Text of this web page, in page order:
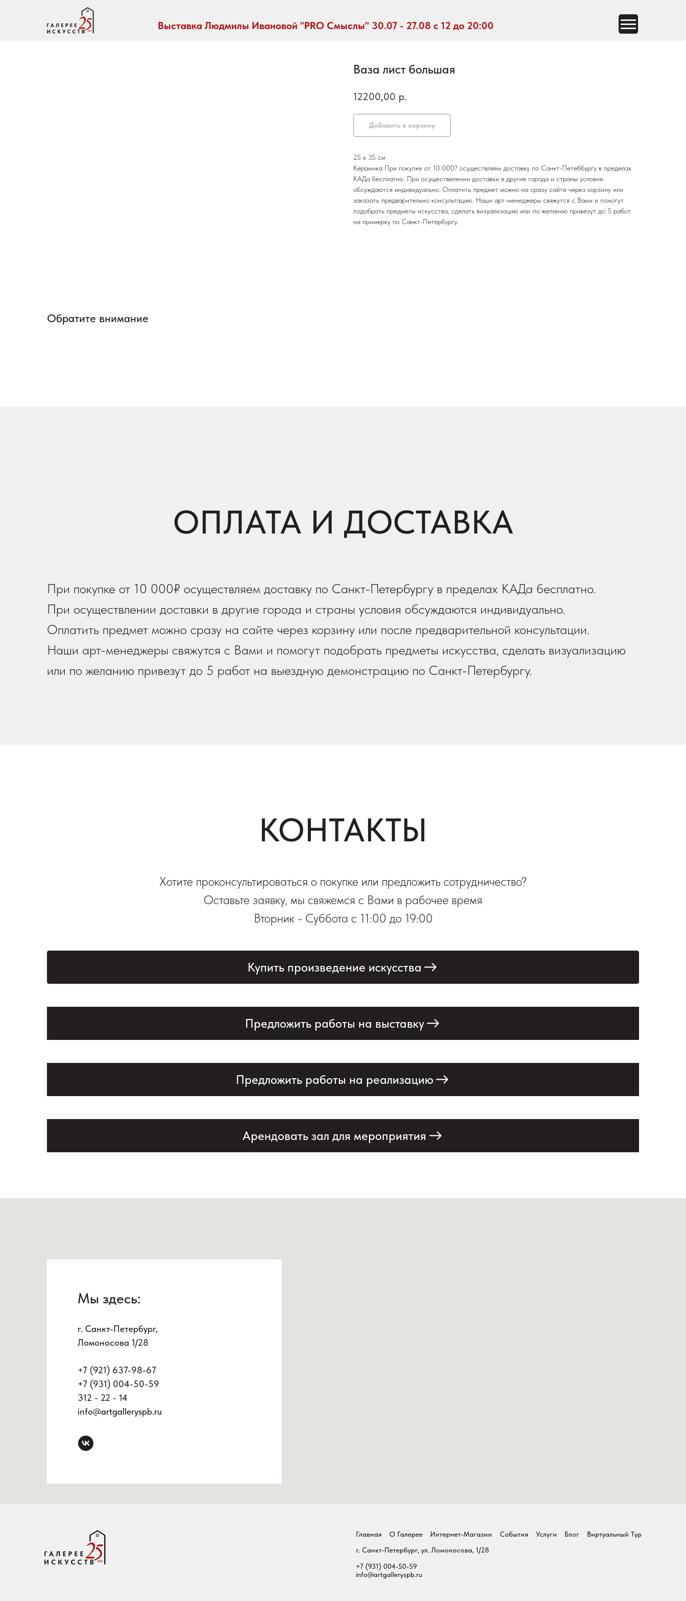
Выставка Людмилы Ивановой "PRO Смыслы" 30.07 - 27.08 с 12 до 20:00
Ваза лист большая
12200,00 р.
Добавить в корзину
25 х 35 см
Керамика При покупке от 10 000? осуществляем доставку по Санкт-Петеббургу в пределах
КАДа бесплатно. При осуществелении доставки в другие города и страны условия
обсуждаются индивидуально. Оплатить предмет можно на сразу сайте через корзину или
заказать предварительно консультацию. Наши арт-менеджеры свяжутся с Вами и помогут
подобрать предметы искусства, сделать визуализацию или по желанию привезут до 5 работ
на примерку по Санкт-Петербургу.
Обратите внимание
ОПЛАТА И ДОСТАВКА
При покупке от 10 000₽ осуществляем доставку по Санкт-Петербургу в пределах КАДа бесплатно.
При осуществлении доставки в другие города и страны условия обсуждаются индивидуально.
Оплатить предмет можно сразу на сайте через корзину или после предварительной консультации.
Наши арт-менеджеры свяжутся с Вами и помогут подобрать предметы искусства, сделать визуализацию
или по желанию привезут до 5 работ на выездную демонстрацию по Санкт-Петербургу.
КОНТАКТЫ
Хотите проконсультироваться о покупке или предложить сотрудничество?
Оставьте заявку, мы свяжемся с Вами в рабочее время
Вторник - Суббота с 11:00 до 19:00
Купить произведение искусства
Предложить работы на выставку
Предложить работы на реализацию
Арендовать зал для мероприятия
Мы здесь:
г. Санкт-Петербург,
Ломоносова 1/28
+7 (921) 637-98-67
+7 (931) 004-50-59
312 - 22 - 14
info@artgalleryspb.ru
Главная О Галерее Интернет-Магазин События Услуги Блог
Виртуальный Тур
г. Санкт-Петербург, ул. Ломоносова, 1/28
+7 (931) 004-50-59
info@artgalleryspb.ru